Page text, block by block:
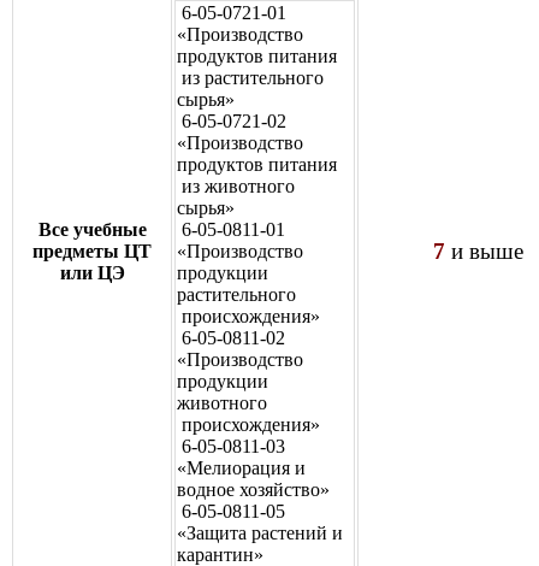
Все учебные
предметы ЦТ
или ЦЭ
7 и выше
6-05-0721-01
«Производство
продуктов питания
из растительного
сырья»
6-05-0721-02
«Производство
продуктов питания
из животного
сырья»
6-05-0811-01
«Производство
продукции
растительного
происхождения»
6-05-0811-02
«Производство
продукции
животного
происхождения»
6-05-0811-03
«Мелиорация и
водное хозяйство»
6-05-0811-05
«Защита растений и
карантин»